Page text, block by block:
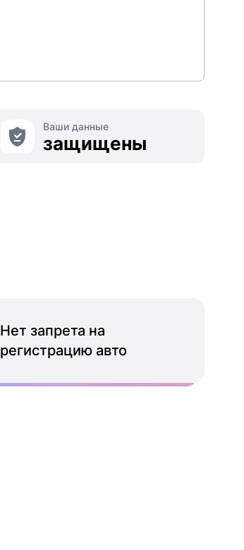
Ваши данные
защищены
Нет запрета на
регистрацию авто